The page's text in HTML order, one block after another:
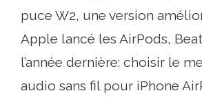
puce W2, une version
Apple lancé les AirPods,
l’année dernière: choisir le
audio sans fil pour iPhone